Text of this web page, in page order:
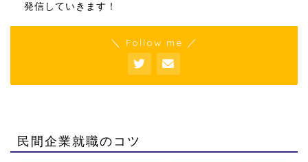
発信していきます！
＼ Follow me ／
民間企業就職のコツ